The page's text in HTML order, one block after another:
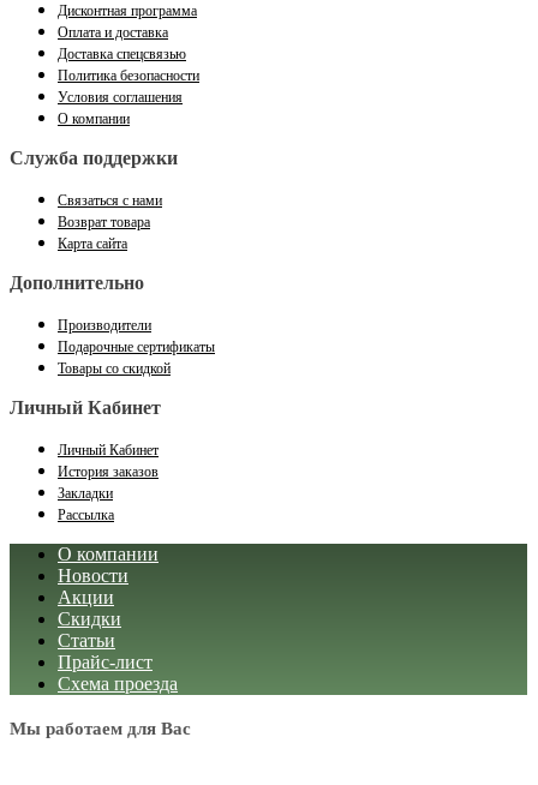
Дисконтная программа
Оплата и доставка
Доставка спецсвязью
Политика безопасности
Условия соглашения
О компании
Служба поддержки
Связаться с нами
Возврат товара
Карта сайта
Дополнительно
Производители
Подарочные сертификаты
Товары со скидкой
Личный Кабинет
Личный Кабинет
История заказов
Закладки
Рассылка
О компании
Новости
Акции
Скидки
Статьи
Прайс-лист
Схема проезда
Мы работаем для Вас